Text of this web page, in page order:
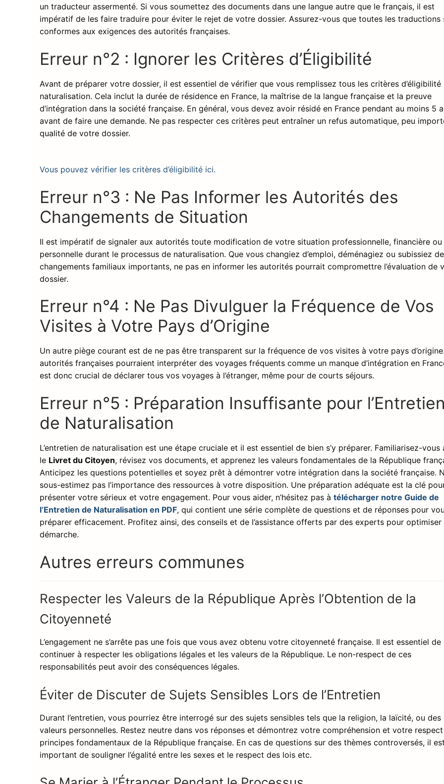
un traducteur assermenté. Si vous soumettez des documents dans une langue autre que le français, il est
impératif de les faire traduire pour éviter le rejet de votre dossier. Assurez-vous que toutes les traductions
conformes aux exigences des autorités françaises.
Erreur n°2 : Ignorer les Critères d’Éligibilité
Avant de préparer votre dossier, il est essentiel de vérifier que vous remplissez tous les critères d’éligibilité
naturalisation. Cela inclut la durée de résidence en France, la maîtrise de la langue française et la preuve
d’intégration dans la société française. En général, vous devez avoir résidé en France pendant au moins 5
avant de faire une demande. Ne pas respecter ces critères peut entraîner un refus automatique, peu
qualité de votre dossier.
Vous pouvez vérifier les critères d’éligibilité ici.
Erreur n°3 : Ne Pas Informer les Autorités des
Changements de Situation
Il est impératif de signaler aux autorités toute modification de votre situation professionnelle, financière ou
personnelle durant le processus de naturalisation. Que vous changiez d’emploi, déménagiez ou subissiez
changements familiaux importants, ne pas en informer les autorités pourrait compromettre l’évaluation de
dossier.
Erreur n°4 : Ne Pas Divulguer la Fréquence de Vos
Visites à Votre Pays d’Origine
Un autre piège courant est de ne pas être transparent sur la fréquence de vos visites à votre pays
autorités françaises pourraient interpréter des voyages fréquents comme un manque d’intégration en
est donc crucial de déclarer tous vos voyages à l’étranger, même pour de courts séjours.
Erreur n°5 : Préparation Insuffisante pour
de Naturalisation
L’entretien de naturalisation est une étape cruciale et il est essentiel de bien s’y préparer. Familiarisez-vous
le Livret du Citoyen, révisez vos documents, et apprenez les valeurs fondamentales de la République
Anticipez les questions potentielles et soyez prêt à démontrer votre intégration dans la société française.
sous-estimez pas l’importance des ressources à votre disposition. Une préparation adéquate est la clé
présenter votre sérieux et votre engagement. Pour vous aider, n’hésitez pas à télécharger notre Guide de
l’Entretien de Naturalisation en PDF, qui contient une série complète de questions et de réponses pour
préparer efficacement. Profitez ainsi, des conseils et de l’assistance offerts par des experts pour
démarche.
Autres erreurs communes
Respecter les Valeurs de la République Après l’Obtention de la
Citoyenneté
L’engagement ne s’arrête pas une fois que vous avez obtenu votre citoyenneté française. Il est essentiel de
continuer à respecter les obligations légales et les valeurs de la République. Le non-respect de ces
responsabilités peut avoir des conséquences légales.
Éviter de Discuter de Sujets Sensibles Lors de l’Entretien
Durant l’entretien, vous pourriez être interrogé sur des sujets sensibles tels que la religion, la laïcité, ou des
valeurs personnelles. Restez neutre dans vos réponses et démontrez votre compréhension et votre
principes fondamentaux de la République française. En cas de questions sur des thèmes controversés, il
important de souligner l’égalité entre les sexes et le respect des lois etc.